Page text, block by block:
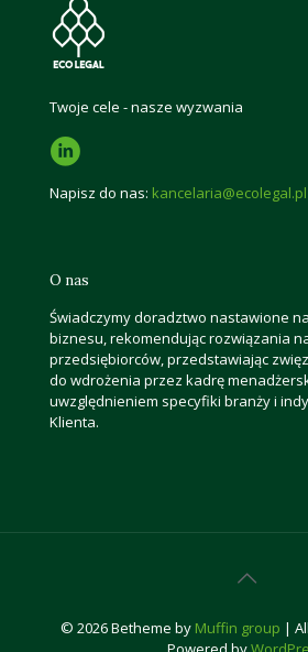
Twoje cele - nasze wyzwania
Napisz do nas: kancelaria@ecolegal.pl
O nas
Świadczymy doradztwo nastawione
biznesu, rekomendując rozwiązania
przedsiębiorców, przedstawiając
do wdrożenia przez kadrę
uwzględnieniem specyfiki branży i
Klienta.
© 2026 Betheme by Muffin group |